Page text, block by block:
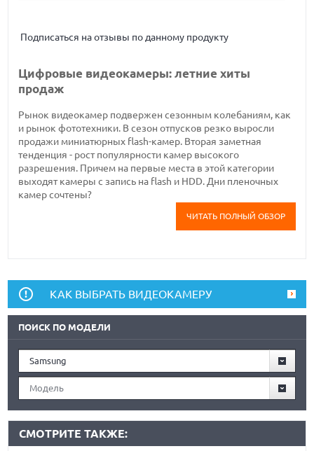
Подписаться на отзывы по данному продукту
Цифровые видеокамеры: летние хиты
продаж
Рынок видеокамер подвержен сезонным колебаниям, как
и рынок фототехники. В сезон отпусков резко выросли
продажи миниатюрных flash-камер. Вторая заметная
тенденция - рост популярности камер высокого
разрешения. Причем на первые места в этой категории
выходят камеры с запись на flash и HDD. Дни пленочных
камер сочтены?
ЧИТАТЬ ПОЛНЫЙ ОБЗОР
КАК ВЫБРАТЬ ВИДЕОКАМЕРУ
ПОИСК ПО МОДЕЛИ
Samsung
Модель
СМОТРИТЕ ТАКЖЕ: